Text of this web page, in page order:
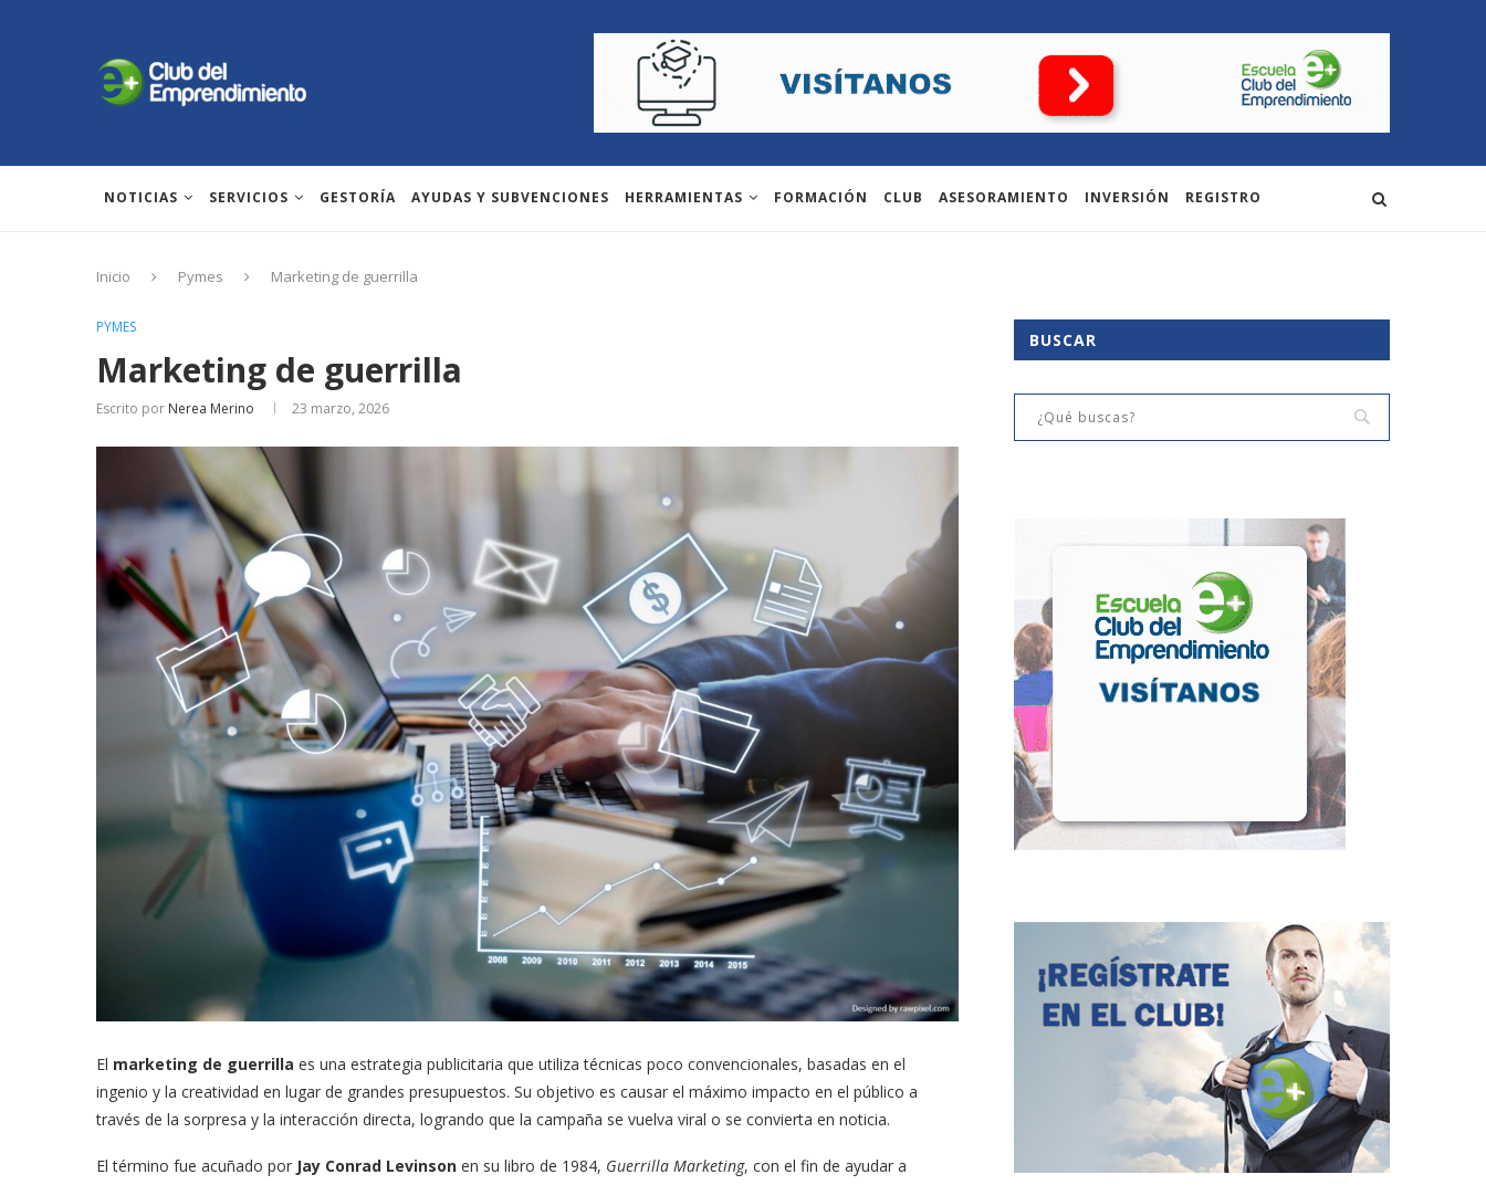
NOTICIAS SERVICIOS GESTORÍA AYUDAS Y SUBVENCIONES HERRAMIENTAS FORMACIÓN CLUB ASESORAMIENTO INVERSIÓN REGISTRO
Inicio Pymes Marketing de guerrilla
PYMES
Marketing de guerrilla
Escrito por Nerea Merino 23 marzo, 2026
El marketing de guerrilla es una estrategia publicitaria que utiliza técnicas poco convencionales, basadas en el
ingenio y la creatividad en lugar de grandes presupuestos. Su objetivo es causar el máximo impacto en el público a
través de la sorpresa y la interacción directa, logrando que la campaña se vuelva viral o se convierta en noticia.
El término fue acuñado por Jay Conrad Levinson en su libro de 1984, Guerrilla Marketing, con el fin de ayudar a
BUSCAR